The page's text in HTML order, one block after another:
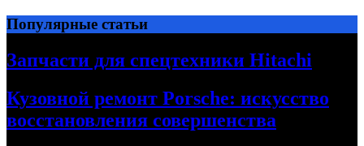
Перейти
к
содержимому
Популярные статьи
Запчасти для спецтехники Hitachi
Кузовной ремонт Porsche: искусство
восстановления совершенства